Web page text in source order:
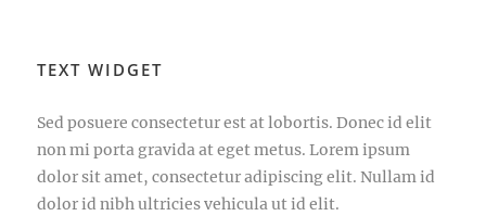
TEXT WIDGET
Sed posuere consectetur est at lobortis. Donec id elit
non mi porta gravida at eget metus. Lorem ipsum
dolor sit amet, consectetur adipiscing elit. Nullam id
dolor id nibh ultricies vehicula ut id elit.